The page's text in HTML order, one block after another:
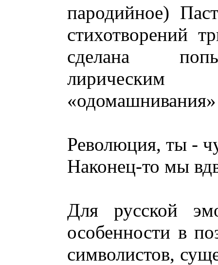
пародийное)
стихотворений
сделана
Революция, ты -
Наконец-то мы
Для русской
особенности в
символистов,